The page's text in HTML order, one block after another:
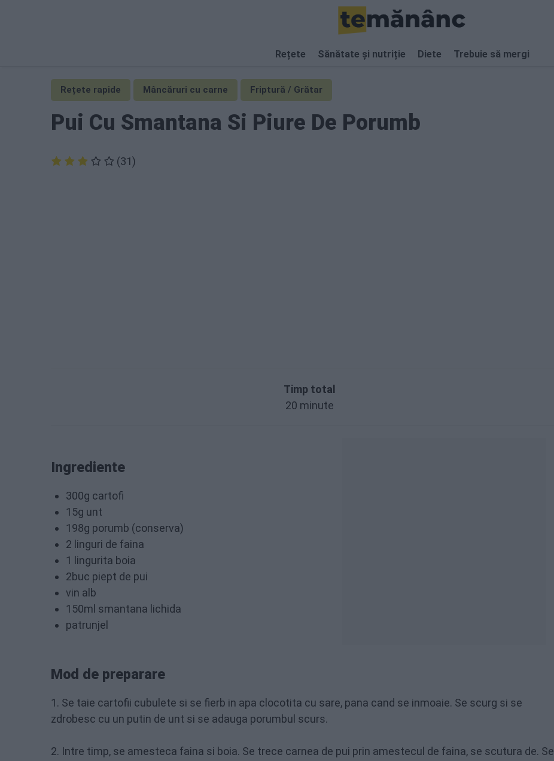
Rețete Sănătate și nutriție Diete Trebuie să mergi
Rețete rapide Mâncăruri cu carne Friptură / Grătar
Pui Cu Smantana Si Piure De Porumb
(31)
Timp total
20 minute
Ingrediente
300g cartofi
15g unt
198g porumb (conserva)
2 linguri de faina
1 lingurita boia
2buc piept de pui
vin alb
150ml smantana lichida
patrunjel
Mod de preparare
1. Se taie cartofii cubulete si se fierb in apa clocotita cu sare, pana cand se inmoaie. Se scurg si se
zdrobesc cu un putin de unt si se adauga porumbul scurs.
2. Intre timp, se amesteca faina si boia. Se trece carnea de pui prin amestecul de faina, se scutura de. Se